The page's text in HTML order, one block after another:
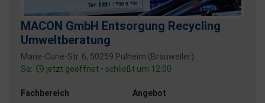
MACON GmbH Entsorgung Recycling
Umweltberatung
Marie-Curie-Str. 6, 50259 Pulheim (Brauweiler)
Sa:
jetzt geöffnet • schließt um 12:00
Fachbereich
Angebot